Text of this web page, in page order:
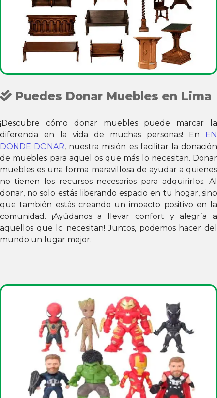
Puedes Donar Muebles en Lima
¡Descubre cómo donar muebles puede marcar la
diferencia en la vida de muchas personas! En EN
DONDE DONAR, nuestra misión es facilitar la donación
de muebles para aquellos que más lo necesitan. Donar
muebles es una forma maravillosa de ayudar a quienes
no tienen los recursos necesarios para adquirirlos. Al
donar, no solo estás liberando espacio en tu hogar, sino
que también estás creando un impacto positivo en la
comunidad. ¡Ayúdanos a llevar confort y alegría a
aquellos que lo necesitan! Juntos, podemos hacer del
mundo un lugar mejor.